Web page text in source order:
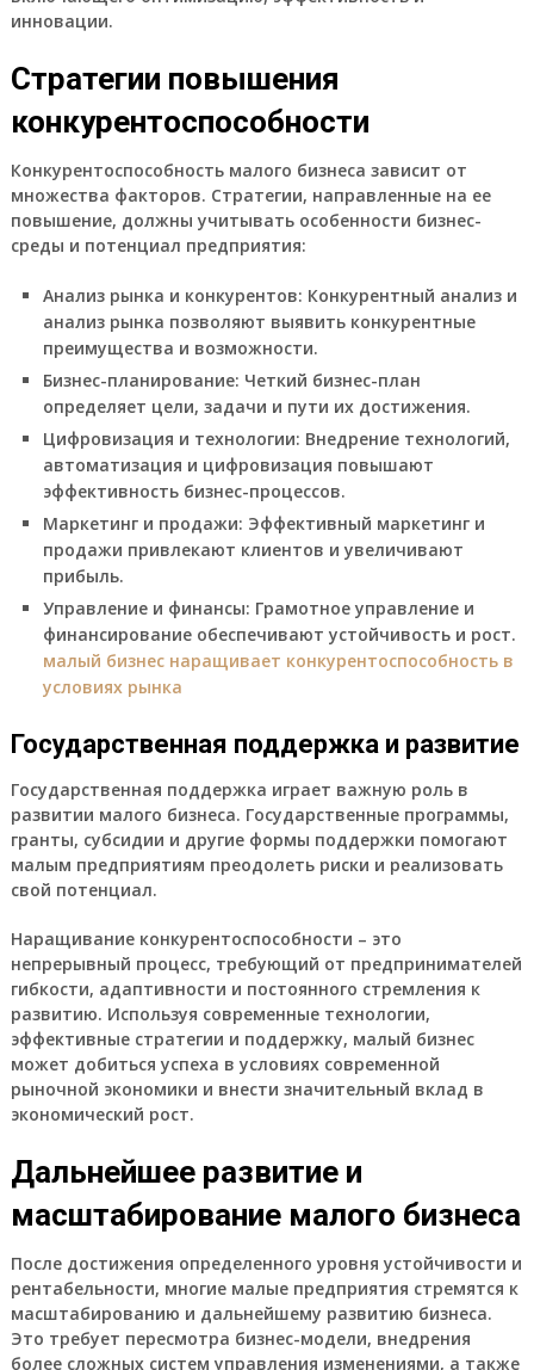
инновации.
Стратегии повышения
конкурентоспособности
Конкурентоспособностьмалого бизнеса зависит от
множества факторов. Стратегии, направленные на ее
повышение, должны учитывать особенности бизнес-
среды и потенциал предприятия:
Анализ рынка и конкурентов: Конкурентный анализи
анализ рынка позволяют выявить конкурентные
преимущества и возможности.
Бизнес-планирование: Четкий бизнес-план
определяет цели, задачи и пути их достижения.
Цифровизация и технологии: Внедрение технологий,
автоматизация и цифровизация повышают
эффективностьбизнес-процессов.
Маркетинг и продажи: Эффективный маркетинги
продажи привлекают клиентов и увеличивают
прибыль.
Управление и финансы: Грамотное управлениеи
финансированиеобеспечивают устойчивостьи рост.
малый бизнес наращивает конкурентоспособность в
условиях рынка
Государственная поддержка и развитие
Государственная поддержка играет важную роль в
развитии малого бизнеса. Государственные программы,
гранты, субсидии и другие формы поддержки помогают
малым предприятиям преодолеть риски и реализовать
свой потенциал.
Наращивание конкурентоспособности – это
непрерывный процесс, требующий от предпринимателей
гибкости, адаптивности и постоянного стремления к
развитию. Используя современные технологии,
эффективные стратегии и поддержку, малый бизнес
может добиться успеха в условиях современной
рыночной экономики и внести значительный вклад в
экономический рост.
Дальнейшее развитие и
масштабирование малого бизнеса
После достижения определенного уровня устойчивости и
рентабельности, многие малые предприятия стремятся к
масштабированию и дальнейшему развитию бизнеса.
Это требует пересмотра бизнес-модели, внедрения
более сложных систем управления изменениями, а также